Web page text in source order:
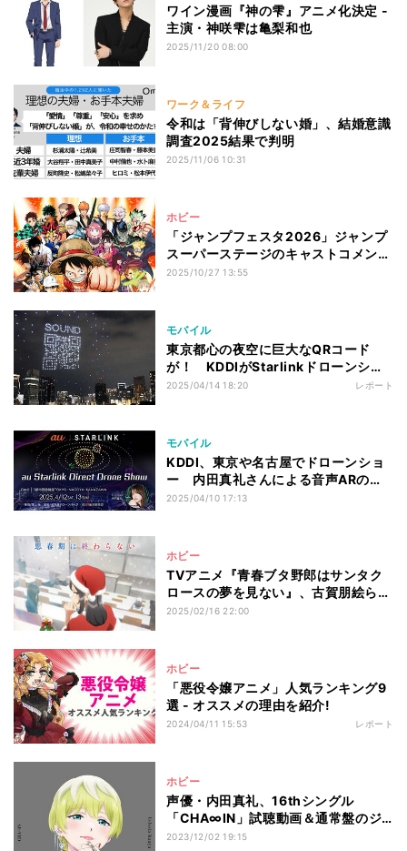
ワイン漫画『神の雫』アニメ化決定 -
主演・神咲雫は亀梨和也
2025/11/20 08:00
ワーク＆ライフ
令和は「背伸びしない婚」、結婚意識
調査2025結果で判明
2025/11/06 10:31
ホビー
「ジャンプフェスタ2026」ジャンプ
スーパーステージのキャストコメント
を発表!
2025/10/27 13:55
モバイル
東京都心の夜空に巨大なQRコード
が！ KDDIがStarlinkドローンショ
ー
2025/04/14 18:20 レポート
モバイル
KDDI、東京や名古屋でドローンショ
ー 内田真礼さんによる音声ARの演
出も
2025/04/10 17:13
ホビー
TVアニメ『青春ブタ野郎はサンタク
ロースの夢を見ない』、古賀朋絵ら4
人のイラスト公開
2025/02/16 22:00
ホビー
「悪役令嬢アニメ」人気ランキング9
選 - オススメの理由を紹介!
2024/04/11 15:53 レポート
ホビー
声優・内田真礼、16thシングル
「CHA∞IN」試聴動画＆通常盤のジ
ャケ写公開
2023/12/02 19:15